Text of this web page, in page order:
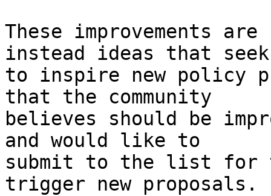
These improvements
instead ideas that
to inspire new policy
that the community
believes should be
and would like to
submit to the list for
trigger new proposals.